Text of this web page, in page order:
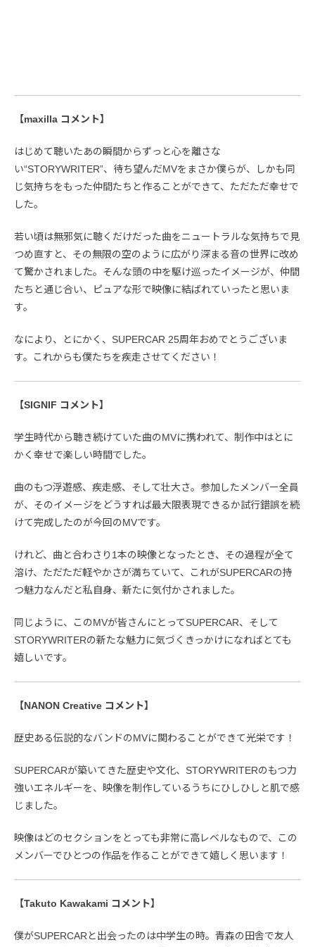
【maxilla コメント】
はじめて聴いたあの瞬間からずっと心を離さな
い“STORYWRITER”、待ち望んだMVをまさか僕らが、しかも同
じ気持ちをもった仲間たちと作ることができて、ただただ幸せで
した。
若い頃は無邪気に聴くだけだった曲をニュートラルな気持ちで見
つめ直すと、その無限の空のように広がり深まる音の世界に改め
て驚かされました。そんな頭の中を駆け巡ったイメージが、仲間
たちと通じ合い、ピュアな形で映像に結ばれていったと思いま
す。
なにより、とにかく、SUPERCAR 25周年おめでとうございま
す。これからも僕たちを疾走させてください！
【SIGNIF コメント】
学生時代から聴き続けていた曲のMVに携われて、制作中はとに
かく幸せで楽しい時間でした。
曲のもつ浮遊感、疾走感、そして壮大さ。参加したメンバー全員
が、そのイメージをどうすれば最大限表現できるか試行錯誤を続
けて完成したのが今回のMVです。
けれど、曲と合わさり1本の映像となったとき、その過程が全て
溶け、ただただ軽やかさが満ちていて、これがSUPERCARの持
つ魅力なんだと私自身、新たに気付かされました。
同じように、このMVが皆さんにとってSUPERCAR、そして
STORYWRITERの新たな魅力に気づくきっかけになればとても
嬉しいです。
【NANON Creative コメント】
歴史ある伝説的なバンドのMVに関わることができて光栄です！
SUPERCARが築いてきた歴史や文化、STORYWRITERのもつ力
強いエネルギーを、映像を制作しているうちにひしひしと肌で感
じました。
映像はどのセクションをとっても非常に高レベルなもので、この
メンバーでひとつの作品を作ることができて嬉しく思います！
【Takuto Kawakami コメント】
僕がSUPERCARと出会ったのは中学生の時。青森の田舎で友人